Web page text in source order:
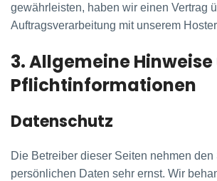
gewährleisten, haben wir einen Vertrag
Auftragsverarbeitung mit unserem
3. Allgemeine
Pflicht­informationen
Datenschutz
Die Betreiber dieser Seiten nehmen den
persönlichen Daten sehr ernst. Wir